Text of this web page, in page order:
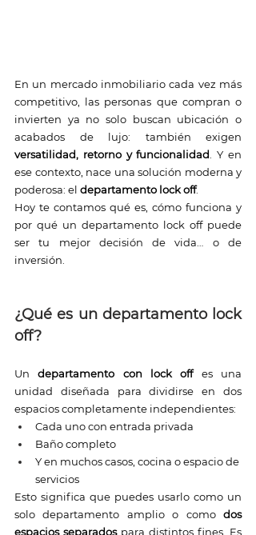
En un mercado inmobiliario cada vez más
competitivo, las personas que compran o
invierten ya no solo buscan ubicación o
versatilidad, retorno y funcionalidad . Y en
ese contexto, nace una solución moderna y
poderosa: el departamento lock off.
Hoy te contamos qué es, cómo funciona y
por qué un departamento lock off puede
ser tu mejor decisión de vida… o de
inversión.
¿Qué es un departamento lock
off?
Un departamento con lock off es una
unidad diseñada para dividirse en dos
espacios completamente independientes:
Cada uno con entrada privada
Baño completo
Y en muchos casos, cocina o espacio de
servicios
Esto significa que puedes usarlo como un
solo departamento amplio o como dos
espacios separados para distintos fines. Es